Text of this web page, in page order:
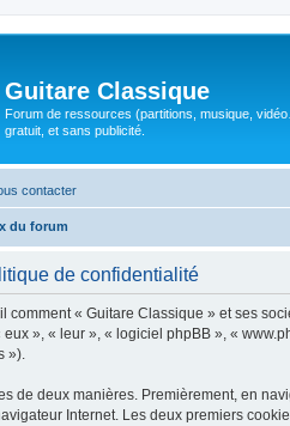
Guitare Classique
Forum de ressources (partitions, musique,
gratuit, et sans publicité.
contacter
du forum
de confidentialité
comment « Guitare Classique » et ses
», « leur », « logiciel phpBB », «
»).
de deux manières. Premièrement, en
Internet. Les deux premiers